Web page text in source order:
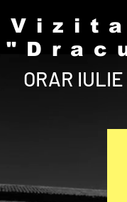
ORAR IULIE